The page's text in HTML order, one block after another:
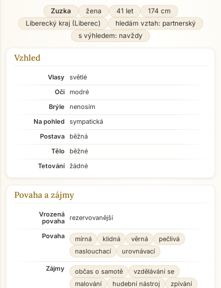
Zuzka žena 41 let
174 cm
Liberecký kraj (Liberec)
hledám vztah: partnerský
s výhledem: navždy
Vzhled
Vlasy
světlé
Oči
modré
Brýle
nenosím
Na pohled
sympatická
Postava
běžná
Tělo
běžné
Tetování
žádné
Povaha a zájmy
Vrozená
povaha
rezervovanější
Povaha mírná klidná věrná
pečlivá
naslouchací
urovnávací
Zájmy občas o samotě
vzdělávání se
malování
hudební nástroj
zpívání